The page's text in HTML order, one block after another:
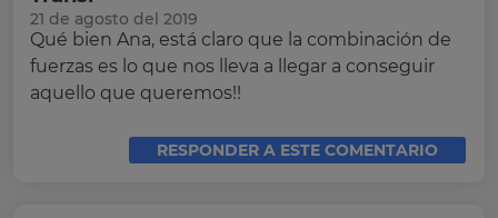
21 de agosto del 2019
Qué bien Ana, está claro que la combinación de
fuerzas es lo que nos lleva a llegar a conseguir
aquello que queremos!!
RESPONDER A ESTE COMENTARIO